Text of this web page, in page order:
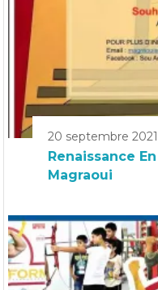
20 septembre 2021
Renaissance
Magraoui